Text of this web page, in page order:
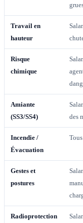
Travail en
hauteur
Risque
chimique
Amiante
(SS3/SS4)
des
Incendie /
Évacuation
Gestes et
postures
Radioprotection